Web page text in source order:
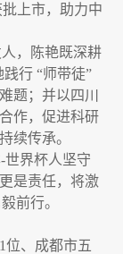
上市，助力中
，陈艳既深耕
践行 “师带徒”
题；并以四川
作，促进科研
续传承。
世界杯人坚守
是责任，将激
前行。
1位、成都市五